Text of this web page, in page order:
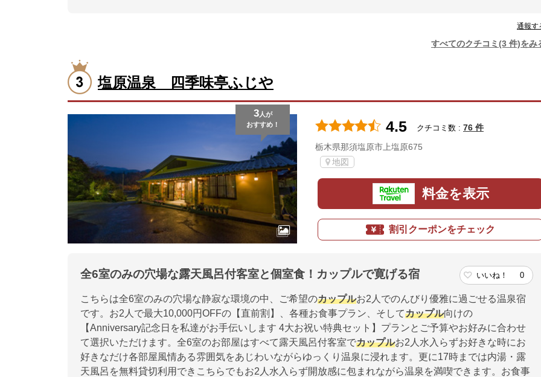
通報す
すべてのクチコミ(3 件)をみ
塩原温泉 四季味亭ふじや
3人が
おすすめ！
4.5 クチコミ数 : 76 件
栃木県那須塩原市上塩原675
地図
料金を表示
割引クーポンをチェック
全6室のみの穴場な露天風呂付客室と個室食！カップルで寛げる宿 いいね！ 0
こちらは全6室のみの穴場な静寂な環境の中、ご希望のカップルお2人でのんびり優雅に過ごせる温泉宿
です。お2人で最大10,000円OFFの【直前割】、各種お食事プラン、そしてカップル向けの
【Anniversary記念日を私達がお手伝いします 4大お祝い特典セット】プランとご予算やお好みに合わせ
て選択いただけます。全6室のお部屋はすべて露天風呂付客室でカップルお2人水入らずお好きな時にお
好きなだけ各部屋風情ある雰囲気をあじわいながらゆっくり温泉に浸れます。更に17時までは内湯・露
天風呂を無料貸切利用できこちらでもお2人水入らず開放感に包まれながら温泉を満喫できます。お食事